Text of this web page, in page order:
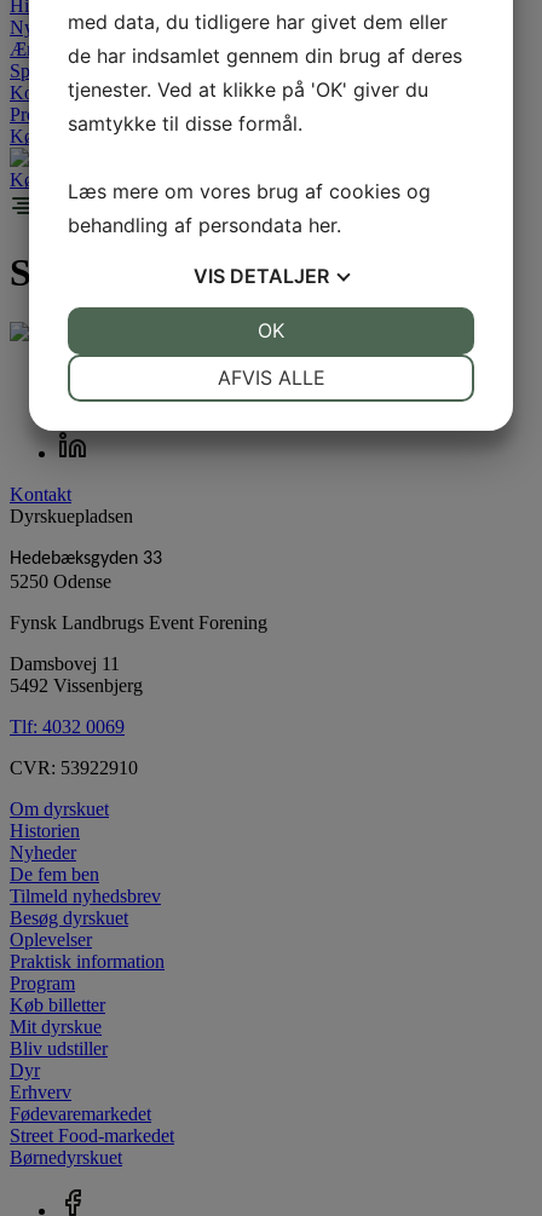
Historien
Nyheder
Ærespræmier
Sponsor
Kontakt
Presse
Køb billet
Køb billet
Scener: Havetraktortrækbane
Kontakt
Dyrskuepladsen
Hedebæksgyden 33
5250 Odense
Fynsk Landbrugs Event Forening
Damsbovej 11
5492 Vissenbjerg
Tlf: 4032 0069
CVR: 53922910
Om dyrskuet
Historien
Nyheder
De fem ben
Tilmeld nyhedsbrev
Besøg dyrskuet
Oplevelser
Praktisk information
Program
Køb billetter
Mit dyrskue
Bliv udstiller
Dyr
Erhverv
Fødevaremarkedet
Street Food-markedet
Børnedyrskuet
med data, du tidligere har givet dem eller
de har indsamlet gennem din brug af deres
tjenester. Ved at klikke på 'OK' giver du
samtykke til disse formål.
Læs mere om vores brug af cookies og
behandling af persondata her.
VIS DETALJER
AFVIS ALLE
OK